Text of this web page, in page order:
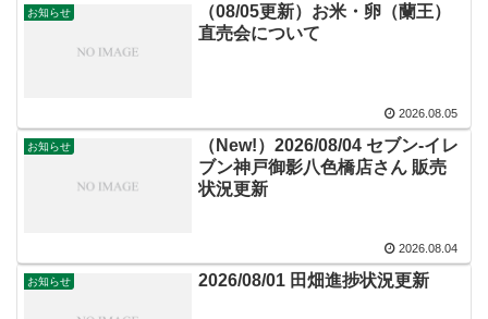
お知らせ
（08/05更新）お米・卵（蘭王）
直売会について
2026.08.05
お知らせ
（New!）2026/08/04 セブン-イレ
ブン神戸御影八色橋店さん 販売
状況更新
2026.08.04
お知らせ 2026/08/01 田畑進捗状況更新